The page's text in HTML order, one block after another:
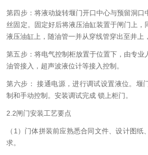
第四步：将液动旋转堰门开口中心与预留洞口
丝固定。固定好后将液压油缸装置于闸门上，
液压油缸上，随油管一并从穿线管穿出至井上
第五步：将电气控制柜放置于位置下，由专业
油管接入，超声波液位计等接入控制。
第六步： 接通电源，进行调试设置液位。堰
制和手动控制。安装调试完成 锁上柜门。
2.2闸门安装工艺要点
（1）门体拼装前应熟悉合同文件、设计图纸
求。